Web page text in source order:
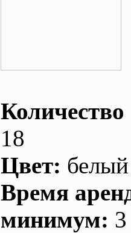
Количество
18
Цвет: белый
Время
минимум: